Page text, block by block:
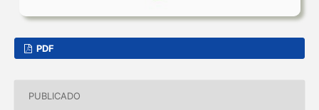
PDF
PUBLICADO